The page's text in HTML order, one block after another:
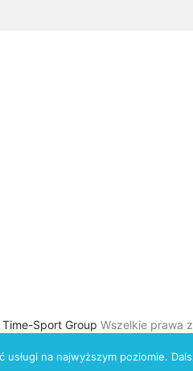
Time-Sport Group Wszelkie prawa
na najwyższym poziomie.